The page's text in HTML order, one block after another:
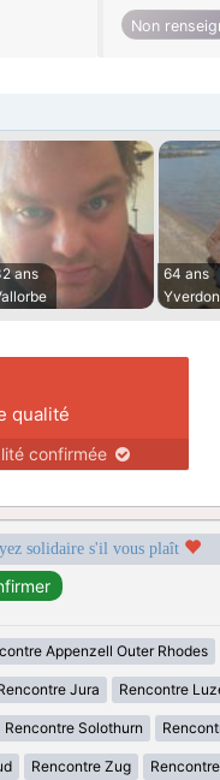
Non
ans
64 ans
qualité
confirmée
solidaire s'il vous plaît
Appenzell Outer Rhodes
Jura Rencontre
Rencontre Solothurn
Rencontre Zug